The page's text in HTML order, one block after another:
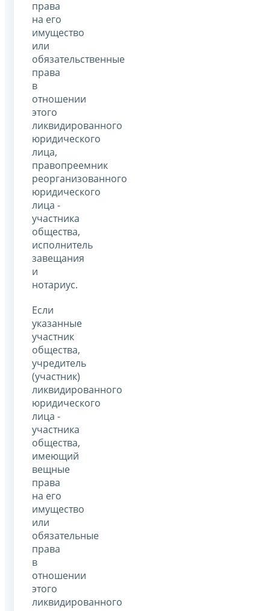
права
на его
имущество
или
обязательственные
права
в
отношении
этого
ликвидированного
юридического
лица,
правопреемник
реорганизованного
юридического
лица -
участника
общества,
исполнитель
завещания
и
нотариус.
Если
указанные
участник
общества,
учредитель
(участник)
ликвидированного
юридического
лица -
участника
общества,
имеющий
вещные
права
на его
имущество
или
обязательные
права
в
отношении
этого
ликвидированного